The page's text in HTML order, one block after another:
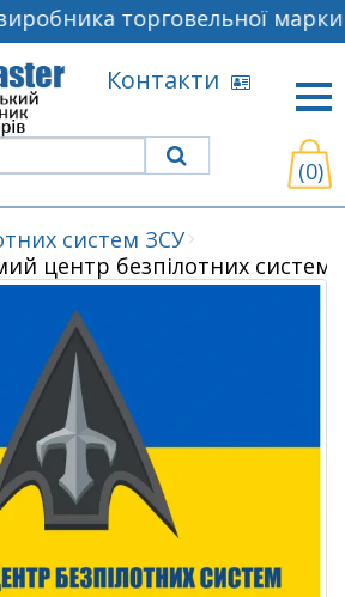
торговельної
Контакти
(0)
систем ЗСУ
центр безпілотних систем